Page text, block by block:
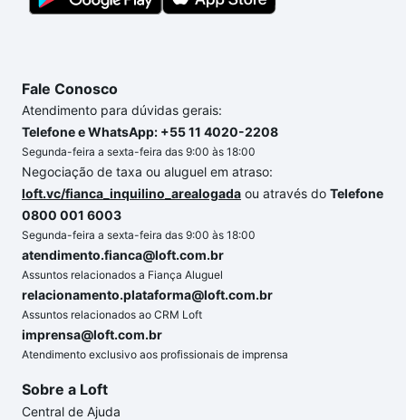
Fale Conosco
Atendimento para dúvidas gerais:
Telefone e WhatsApp: +55 11 4020-2208
Segunda-feira a sexta-feira das 9:00 às 18:00
Negociação de taxa ou aluguel em atraso:
loft.vc/fianca_inquilino_arealogada ou através do Telefone
0800 001 6003
Segunda-feira a sexta-feira das 9:00 às 18:00
atendimento.fianca@loft.com.br
Assuntos relacionados a Fiança Aluguel
relacionamento.plataforma@loft.com.br
Assuntos relacionados ao CRM Loft
imprensa@loft.com.br
Atendimento exclusivo aos profissionais de imprensa
Sobre a Loft
Central de Ajuda